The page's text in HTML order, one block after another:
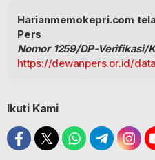
Harianmemokepri.com
Pers
Nomor 1259/DP-Verifikasi/
https://dewanpers.or.id/data
Ikuti Kami